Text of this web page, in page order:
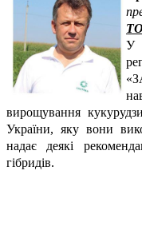
У
вирощування
України, яку вони
надає деякі
гібридів.